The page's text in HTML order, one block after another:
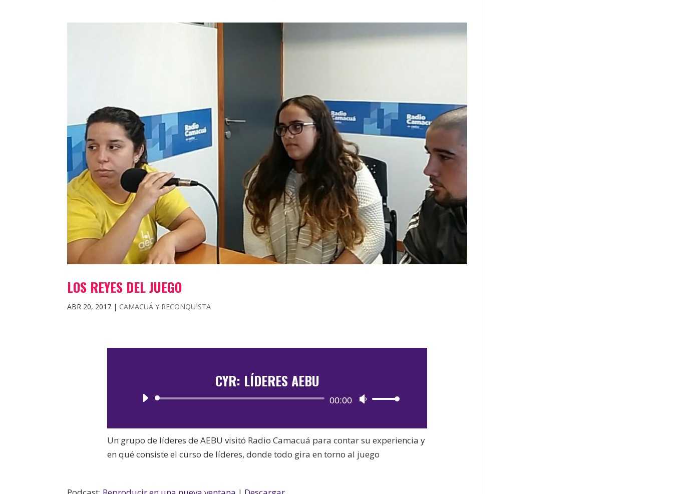
LOS REYES DEL JUEGO
ABR 20, 2017 | CAMACUÁ Y RECONQUISTA
CYR: LÍDERES AEBU
Reproductor
audio
00:00
Utiliza
teclas
de
flecha
Un grupo de líderes de AEBU visitó Radio Camacuá para contar su experiencia y
en qué consiste el curso de líderes, donde todo gira en torno al juego